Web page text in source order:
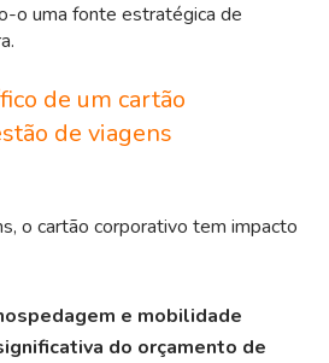
o uma fonte estratégica de
de um cartão
de viagens
o cartão corporativo tem impacto
e mobilidade
do orçamento de